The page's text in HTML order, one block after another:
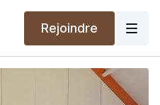
Rejoindre